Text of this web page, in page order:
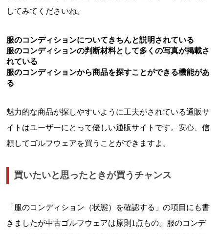
してみてくださいね。
服のコンディションについてきちんと説明されている
服のコンディションの判断材料として多くの写真が掲載さ
れている
服のコンディションから商品を探すことができる機能があ
る
魅力的な商品が探しやすいように工夫がされている通販サ
イトはユーザーにとって優しい通販サイトです。安心、信
頼してゴルフウェアを買うことができますよ。
買いたいと思ったときが買うチャンス
「服のコンディション（状態）を確認する」の項目にも書
きましたが中古ゴルフウェアは原則1点もの。服のコンデ